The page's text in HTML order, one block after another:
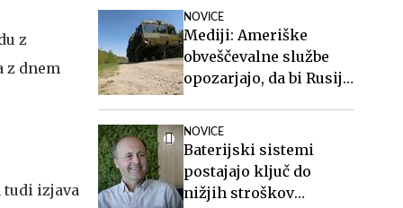
z
z dnem
tudi izjava
NOVICE
Mediji: Ameriške
obveščevalne službe
opozarjajo, da bi Rusija
NOVICE
Baterijski sistemi
postajajo ključ do
nižjih stroškov